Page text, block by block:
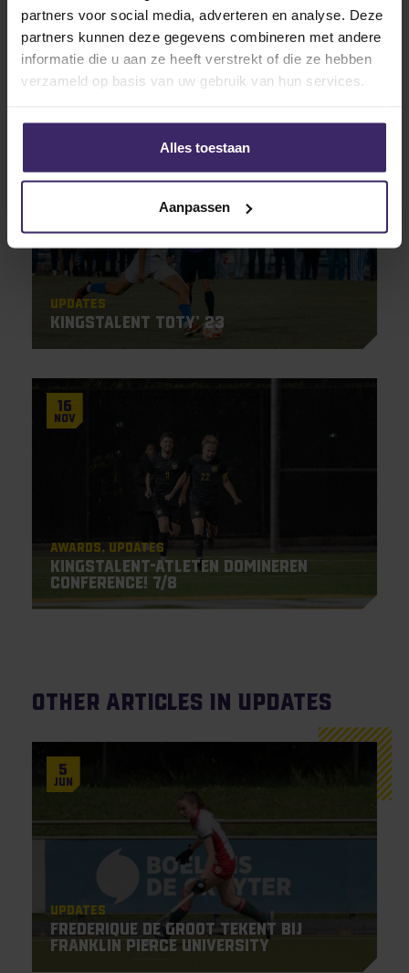
partners voor social media, adverteren en analyse. Deze
partners kunnen deze gegevens combineren met andere
informatie die u aan ze heeft verstrekt of die ze hebben
verzameld op basis van uw gebruik van hun services.
Alles toestaan
Aanpassen
Greatest Kings
#Fromtheboardroom
Diego Konincks tekent profcontract
bij Chicago Fire
Updates
KingsTalent TOTY’ 23
16
Nov
Awards Updates
Kingstalent-atleten domineren
Conference! 7/8
Other articles in Updates
5
Jun
Updates
Frederique De Groot tekent bij
Franklin Pierce University